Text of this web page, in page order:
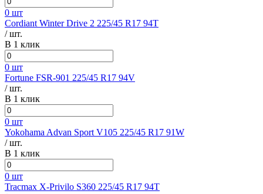
0 шт
Cordiant Winter Drive 2 225/45 R17 94T
/ шт.
В 1 клик
0 шт
Fortune FSR-901 225/45 R17 94V
/ шт.
В 1 клик
0 шт
Yokohama Advan Sport V105 225/45 R17 91W
/ шт.
В 1 клик
0 шт
Tracmax X-Privilo S360 225/45 R17 94T